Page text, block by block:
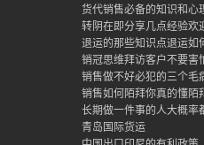
货代销售必备的知识和心
转阴在即分享几点经验欢
退运的那些知识点退运如
销冠思维拜访客户不要害
销售做不好必犯的三个毛
销售如何陌拜你真的懂陌
长期做一件事的人大概率
青岛国际货运